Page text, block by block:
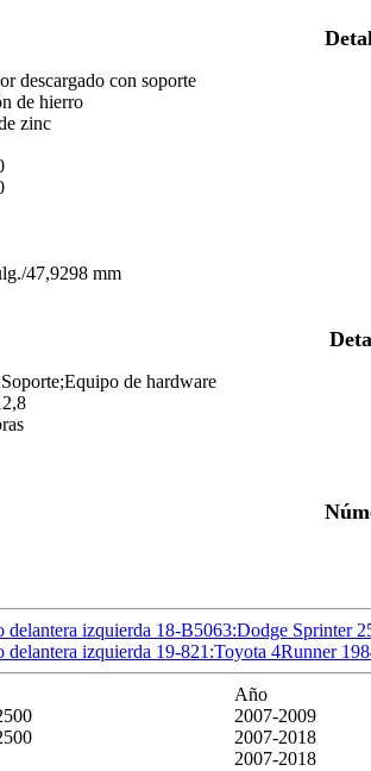
descargado con soporte
de hierro
zinc
47,9298 mm
de hardware
izquierda 18-B5063:Dodge Sprinter
izquierda 19-821:Toyota 4Runner
Año
2007-2009
2007-2018
2007-2018